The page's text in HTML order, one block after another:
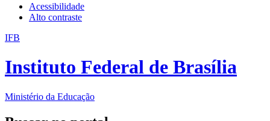
Acessibilidade
Alto contraste
IFB
Instituto Federal de Brasília
Ministério da Educação